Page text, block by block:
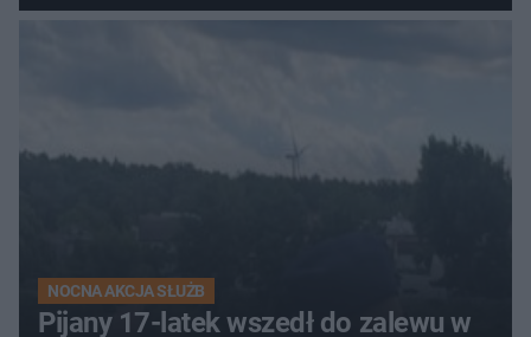
NOCNA AKCJA SŁUŻB
Pijany 17-latek wszedł do zalewu w